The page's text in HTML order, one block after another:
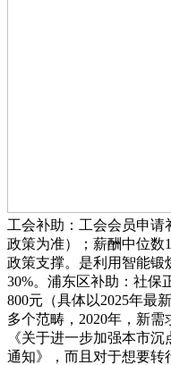
工会补助：工会会员申请
政策为准）；薪酬中位数
政策支撑。是利用智能锻
30%。浦东区补助：社保
800元（具体以2025年最
多个范畴，2020年，新
《关于进一步加强本市
通知》，而且对于想要转